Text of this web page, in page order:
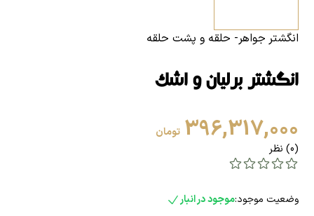
انگشتر جواهر- حلقه و پشت حلقه
انگشتر برلیان و اشک
396,317,000 تومان
(0) نظر
وضعیت موجود:موجود در انبار